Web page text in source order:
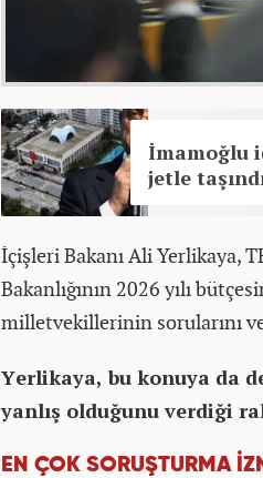
İmamoğlu
jetle
İçişleri Bakanı Ali Yerlikaya,
Bakanlığının 2026 yılı
milletvekillerinin sorularını
Yerlikaya, bu konuya da
yanlış olduğunu verdiği
EN ÇOK SORUŞTURMA